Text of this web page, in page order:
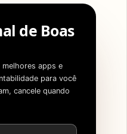
de Boas
melhores apps e
para você
cancele quando